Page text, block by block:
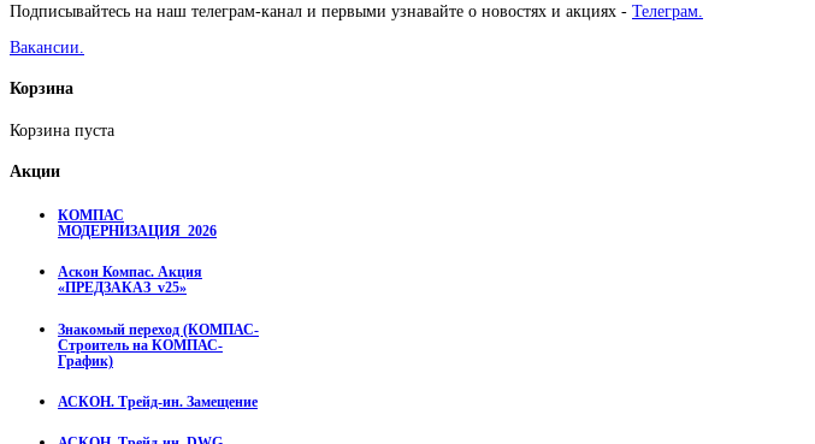
Подписывайтесь на наш телеграм-канал и первыми узнавайте о новостях и акциях - Телеграм.
Вакансии.
Корзина
Корзина пуста
Акции
КОМПАС
МОДЕРНИЗАЦИЯ_2026
Аскон Компас. Акция
«ПРЕДЗАКАЗ_v25»
Знакомый переход (КОМПАС-
Строитель на КОМПАС-
График)
АСКОН. Трейд-ин. Замещение